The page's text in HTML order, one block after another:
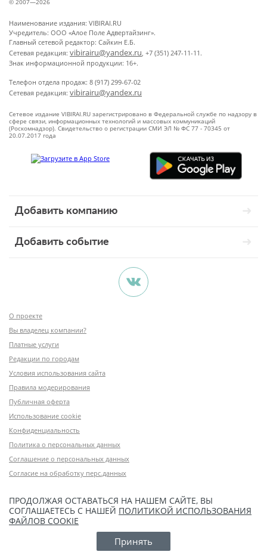
© 2007—2026
Наименование издания: VIBIRAI.RU
Учредитель: ООО «Алое Поле Адвертайзинг».
Главный сетевой редактор: Сайкин Е.Б.
Сетевая редакция: vibirairu@yandex.ru, +7 (351) 247-11-11.
Знак информационной продукции: 16+.
Телефон отдела продаж: 8 (917) 299-67-02
Сетевая редакция: vibirairu@yandex.ru
Сетевое издание VIBIRAI.RU зарегистрировано в Федеральной службе по надзору в
сфере связи, информационных технологий и массовых коммуникаций
(Роскомнадзор). Свидетельство о регистрации СМИ ЭЛ № ФС 77 - 70345 от
20.07.2017 года
Добавить компанию
Добавить событие
О проекте
Вы владелец компании?
Платные услуги
Редакции по городам
Условия использования сайта
Правила модерирования
Публичная оферта
Использование cookie
Конфиденциальность
Политика о персональных данных
Соглашение о персональных данных
Согласие на обработку перс.данных
ПРОДОЛЖАЯ ОСТАВАТЬСЯ НА НАШЕМ САЙТЕ, ВЫ
СОГЛАШАЕТЕСЬ С НАШЕЙ ПОЛИТИКОЙ ИСПОЛЬЗОВАНИЯ
ФАЙЛОВ COOKIE
Принять